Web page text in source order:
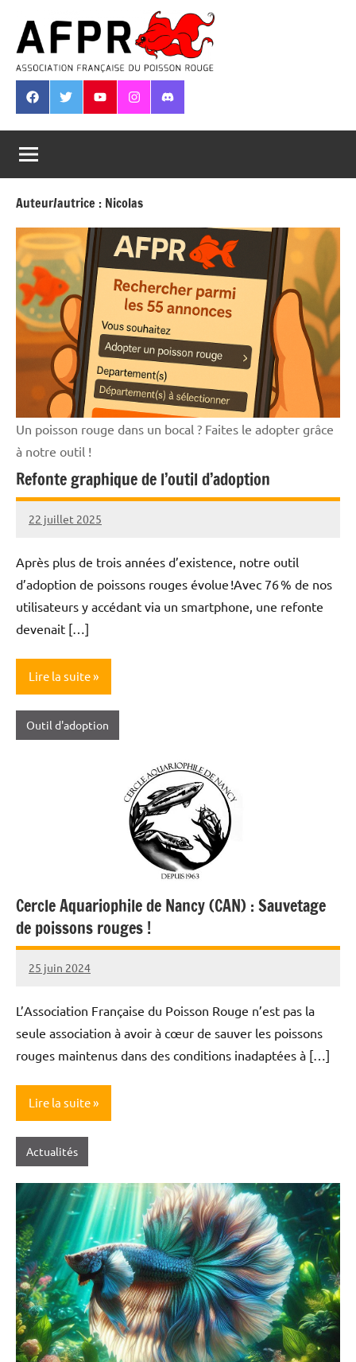
contenu
Association
Française
du
Poisson
Rouge
FacebookTwitterYoutubeInstagramDiscord
Auteur/autrice : Nicolas
Un poisson rouge dans un bocal ? Faites le adopter grâce
à notre outil !
Refonte graphique de l’outil d’adoption
22 juillet 2025
Nicolas
Aucun
Après plus de trois années d’existence, notre outil
d’adoption de poissons rouges évolue !Avec 76 % de nos
utilisateurs y accédant via un smartphone, une refonte
devenait […]
Lire la suite
Outil d'adoption
Cercle Aquariophile de Nancy (CAN) : Sauvetage
de poissons rouges !
25 juin 2024
Nicolas
L’Association Française du Poisson Rouge n’est pas la
seule association à avoir à cœur de sauver les poissons
rouges maintenus dans des conditions inadaptées à […]
Lire la suite
Actualités